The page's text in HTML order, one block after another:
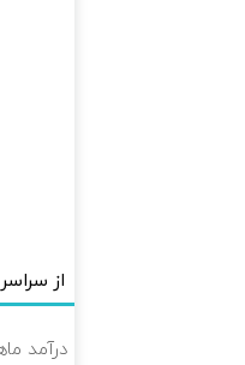
از